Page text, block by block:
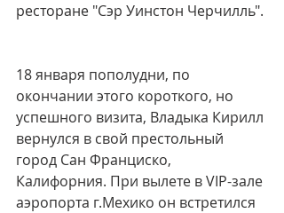
ресторане "Сэр Уинстон Черчилль".
18 января пополудни, по
окончании этого короткого, но
успешного визита, Владыка Кирилл
вернулся в свой престольный
город Сан Франциско,
Калифорния. При вылете в VIP-зале
аэропорта г.Мехико он встретился